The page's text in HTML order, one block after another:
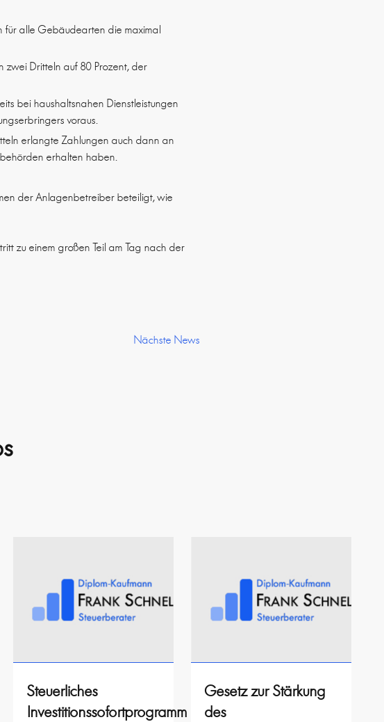
für alle Gebäudearten die maximal
zwei Dritteln auf 80 Prozent, der
bei haushaltsnahen Dienstleistungen
voraus.
erlangte Zahlungen auch dann an
erhalten haben.
der Anlagenbetreiber beteiligt, wie
zu einem großen Teil am Tag nach der
Nächste News
Steuerliches
Investitionssofortprogramm
Gesetz zur Stärkung
des